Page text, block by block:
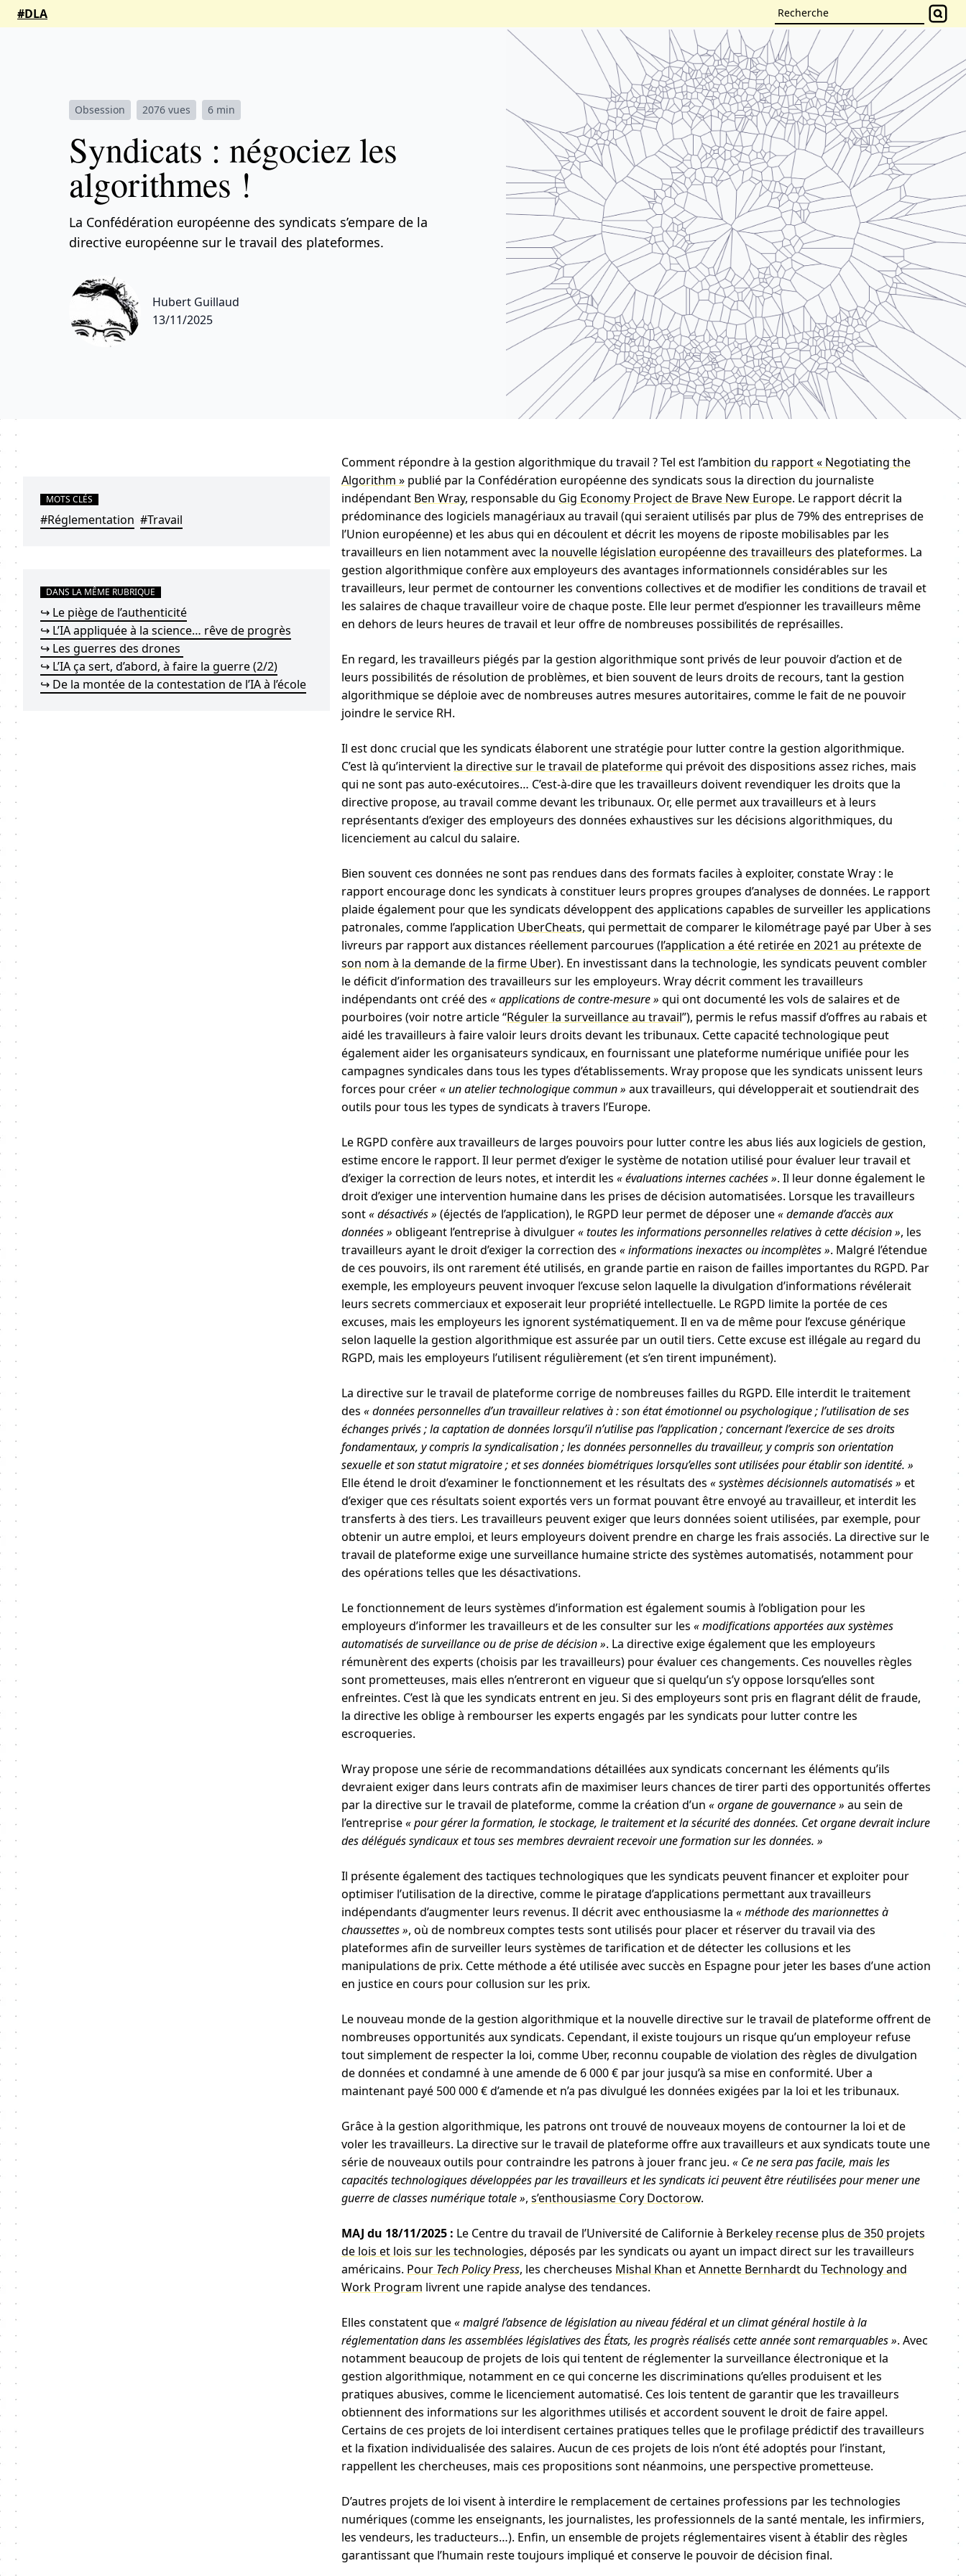
#DLA
Obsession 2076 vues 6 min
Syndicats : négociez les
algorithmes !
La Confédération européenne des syndicats s’empare de la
directive européenne sur le travail des plateformes.
Hubert Guillaud
13/11/2025
MOTS CLÉS
#Réglementation #Travail
DANS LA MÊME RUBRIQUE
↪ Le piège de l’authenticité
↪ L’IA appliquée à la science… rêve de progrès
↪ Les guerres des drones
↪ L’IA ça sert, d’abord, à faire la guerre (2/2)
↪ De la montée de la contestation de l’IA à l’école
Comment répondre à la gestion algorithmique du travail ? Tel est l’ambition du rapport « Negotiating the
Algorithm »publié par la Confédération européenne des syndicats sous la direction du journaliste
indépendant Ben Wray, responsable du Gig Economy Project de Brave New Europe. Le rapport décrit la
prédominance des logiciels managériaux au travail (qui seraient utilisés par plus de 79% des entreprises de
l’Union européenne) et les abus qui en découlent et décrit les moyens de riposte mobilisables par les
travailleurs en lien notamment avec la nouvelle législation européenne des travailleurs des plateformes. La
gestion algorithmique confère aux employeurs des avantages informationnels considérables sur les
travailleurs, leur permet de contourner les conventions collectives et de modifier les conditions de travail et
les salaires de chaque travailleur voire de chaque poste. Elle leur permet d’espionner les travailleurs même
en dehors de leurs heures de travail et leur offre de nombreuses possibilités de représailles.
En regard, les travailleurs piégés par la gestion algorithmique sont privés de leur pouvoir d’action et de
leurs possibilités de résolution de problèmes, et bien souvent de leurs droits de recours, tant la gestion
algorithmique se déploie avec de nombreuses autres mesures autoritaires, comme le fait de ne pouvoir
joindre le service RH.
Il est donc crucial que les syndicats élaborent une stratégie pour lutter contre la gestion algorithmique.
C’est là qu’intervient la directive sur le travail de plateformequi prévoit des dispositions assez riches, mais
qui ne sont pas auto-exécutoires… C’est-à-dire que les travailleurs doivent revendiquer les droits que la
directive propose, au travail comme devant les tribunaux. Or, elle permet aux travailleurs et à leurs
représentants d’exiger des employeurs des données exhaustives sur les décisions algorithmiques, du
licenciement au calcul du salaire.
Bien souvent ces données ne sont pas rendues dans des formats faciles à exploiter, constate Wray : le
rapport encourage donc les syndicats à constituer leurs propres groupes d’analyses de données. Le rapport
plaide également pour que les syndicats développent des applications capables de surveiller les applications
patronales, comme l’application UberCheats, qui permettait de comparer le kilométrage payé par Uber à ses
livreurs par rapport aux distances réellement parcourues (l’application a été retirée en 2021 au prétexte de
son nom à la demande de la firme Uber). En investissant dans la technologie, les syndicats peuvent combler
le déficit d’information des travailleurs sur les employeurs. Wray décrit comment les travailleurs
indépendants ont créé des « applications de contre-mesure » ​​qui ont documenté les vols de salaires et de
pourboires (voir notre article “Réguler la surveillance au travail”), permis le refus massif d’offres au rabais et
aidé les travailleurs à faire valoir leurs droits devant les tribunaux. Cette capacité technologique peut
également aider les organisateurs syndicaux, en fournissant une plateforme numérique unifiée pour les
campagnes syndicales dans tous les types d’établissements. Wray propose que les syndicats unissent leurs
forces pour créer« un atelier technologique commun » aux travailleurs, qui développerait et soutiendrait des
outils pour tous les types de syndicats à travers l’Europe.
Le RGPD confère aux travailleurs de larges pouvoirs pour lutter contre les abus liés aux logiciels de gestion,
estime encore le rapport. Il leur permet d’exiger le système de notation utilisé pour évaluer leur travail et
d’exiger la correction de leurs notes, et interdit les « évaluations internes cachées ». Il leur donne également le
droit d’exiger une intervention humaine dans les prises de décision automatisées. Lorsque les travailleurs
sont« désactivés » (éjectés de l’application), le RGPD leur permet de déposer une« demande d’accès aux
données » obligeant l’entreprise à divulguer« toutes les informations personnelles relatives à cette décision », les
travailleurs ayant le droit d’exiger la correction des « informations inexactes ou incomplètes ». Malgré l’étendue
de ces pouvoirs, ils ont rarement été utilisés, en grande partie en raison de failles importantes du RGPD. Par
exemple, les employeurs peuvent invoquer l’excuse selon laquelle la divulgation d’informations révélerait
leurs secrets commerciaux et exposerait leur propriété intellectuelle. Le RGPD limite la portée de ces
excuses, mais les employeurs les ignorent systématiquement. Il en va de même pour l’excuse générique
selon laquelle la gestion algorithmique est assurée par un outil tiers. Cette excuse est illégale au regard du
RGPD, mais les employeurs l’utilisent régulièrement (et s’en tirent impunément).
La directive sur le travail de plateforme corrige de nombreuses failles du RGPD. Elle interdit le traitement
des « données personnelles d’un travailleur relatives à : son état émotionnel ou psychologique ; l’utilisation de ses
échanges privés ; la captation de données lorsqu’il n’utilise pas l’application ; concernant l’exercice de ses droits
fondamentaux, y compris la syndicalisation ; les données personnelles du travailleur, y compris son orientation
sexuelle et son statut migratoire ; et ses données biométriques lorsqu’elles sont utilisées pour établir son identité. »
Elle étend le droit d’examiner le fonctionnement et les résultats des « systèmes décisionnels automatisés » et
d’exiger que ces résultats soient exportés vers un format pouvant être envoyé au travailleur, et interdit les
transferts à des tiers. Les travailleurs peuvent exiger que leurs données soient utilisées, par exemple, pour
obtenir un autre emploi, et leurs employeurs doivent prendre en charge les frais associés. La directive sur le
travail de plateforme exige une surveillance humaine stricte des systèmes automatisés, notamment pour
des opérations telles que les désactivations.
Le fonctionnement de leurs systèmes d’information est également soumis à l’obligation pour les
employeurs d’informer les travailleurs et de les consulter sur les « modifications apportées aux systèmes
automatisés de surveillance ou de prise de décision ». La directive exige également que les employeurs
rémunèrent des experts (choisis par les travailleurs) pour évaluer ces changements. Ces nouvelles règles
sont prometteuses, mais elles n’entreront en vigueur que si quelqu’un s’y oppose lorsqu’elles sont
enfreintes. C’est là que les syndicats entrent en jeu. Si des employeurs sont pris en flagrant délit de fraude,
la directive les oblige à rembourser les experts engagés par les syndicats pour lutter contre les
escroqueries.
Wray propose une série de recommandations détaillées aux syndicats concernant les éléments qu’ils
devraient exiger dans leurs contrats afin de maximiser leurs chances de tirer parti des opportunités offertes
par la directive sur le travail de plateforme, comme la création d’un « organe de gouvernance » au sein de
l’entreprise« pour gérer la formation, le stockage, le traitement et la sécurité des données. Cet organe devrait inclure
des délégués syndicaux et tous ses membres devraient recevoir une formation sur les données. »
Il présente également des tactiques technologiques que les syndicats peuvent financer et exploiter pour
optimiser l’utilisation de la directive, comme le piratage d’applications permettant aux travailleurs
indépendants d’augmenter leurs revenus. Il décrit avec enthousiasme la « méthode des marionnettes à
chaussettes », où de nombreux comptes tests sont utilisés pour placer et réserver du travail via des
plateformes afin de surveiller leurs systèmes de tarification et de détecter les collusions et les
manipulations de prix. Cette méthode a été utilisée avec succès en Espagne pour jeter les bases d’une action
en justice en cours pour collusion sur les prix.
Le nouveau monde de la gestion algorithmique et la nouvelle directive sur le travail de plateforme offrent de
nombreuses opportunités aux syndicats. Cependant, il existe toujours un risque qu’un employeur refuse
tout simplement de respecter la loi, comme Uber, reconnu coupable de violation des règles de divulgation
de données et condamné à une amende de 6 000 € par jour jusqu’à sa mise en conformité. Uber a
maintenant payé 500 000 € d’amende et n’a pas divulgué les données exigées par la loi et les tribunaux.
Grâce à la gestion algorithmique, les patrons ont trouvé de nouveaux moyens de contourner la loi et de
voler les travailleurs. La directive sur le travail de plateforme offre aux travailleurs et aux syndicats toute une
série de nouveaux outils pour contraindre les patrons à jouer franc jeu. « Ce ne sera pas facile, mais les
capacités technologiques développées par les travailleurs et les syndicats ici peuvent être réutilisées pour mener une
guerre de classes numérique totale », s’enthousiasme Cory Doctorow.
MAJ du 18/11/2025 : Le Centre du travail de l’Université de Californie à Berkeleyrecense plus de 350 projets
de lois et lois sur les technologies, déposés par les syndicats ou ayant un impact direct sur les travailleurs
américains. Pour Tech Policy Press, les chercheuses Mishal Khan etAnnette Bernhardtdu Technology and
Work Program livrent une rapide analyse des tendances.
Elles constatent que« malgré l’absence de législation au niveau fédéral et un climat général hostile à la
réglementation dans les assemblées législatives des États, les progrès réalisés cette année sont remarquables ». Avec
notamment beaucoup de projets de lois qui tentent de réglementer la surveillance électronique et la
gestion algorithmique, notamment en ce qui concerne les discriminations qu’elles produisent et les
pratiques abusives, comme le licenciement automatisé. Ces lois tentent de garantir que les travailleurs
obtiennent des informations sur les algorithmes utilisés et accordent souvent le droit de faire appel.
Certains de ces projets de loi interdisent certaines pratiques telles que le profilage prédictif des travailleurs
et la fixation individualisée des salaires. Aucun de ces projets de lois n’ont été adoptés pour l’instant,
rappellent les chercheuses, mais ces propositions sont néanmoins, une perspective prometteuse.
D’autres projets de loi visent à interdire le remplacement de certaines professions par les technologies
numériques (comme les enseignants, les journalistes, les professionnels de la santé mentale, les infirmiers,
les vendeurs, les traducteurs…). Enfin, un ensemble de projets réglementaires visent à établir des règles
garantissant que l’humain reste toujours impliqué et conserve le pouvoir de décision final.